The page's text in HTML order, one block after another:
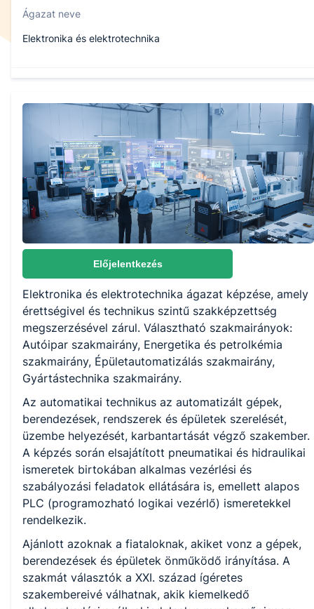
Ágazat neve
Elektronika és elektrotechnika
Képzés időtartama
5 év
Választható szakmairányok:
Autóipar
Épületautomatizálás
Gyártástechnika
KKK/PTT
KKK letöltése (pdf)
PTT letöltése (pdf)
Okleveles technikusképzés
Nem
Előjelentkezés
Elektronika és elektrotechnika ágazat képzése, amely
érettségivel és technikus szintű szakképzettség
megszerzésével zárul. Választható szakmairányok:
Autóipar szakmairány, Energetika és petrolkémia
szakmairány, Épületautomatizálás szakmairány,
Gyártástechnika szakmairány.
Az automatikai technikus az automatizált gépek,
berendezések, rendszerek és épületek szerelését,
üzembe helyezését, karbantartását végző szakember.
A képzés során elsajátított pneumatikai és hidraulikai
ismeretek birtokában alkalmas vezérlési és
szabályozási feladatok ellátására is, emellett alapos
PLC (programozható logikai vezérlő) ismeretekkel
rendelkezik.
Ajánlott azoknak a fiataloknak, akiket vonz a gépek,
berendezések és épületek önműködő irányítása. A
szakmát választók a XXI. század ígéretes
szakembereivé válhatnak, akik kiemelkedő